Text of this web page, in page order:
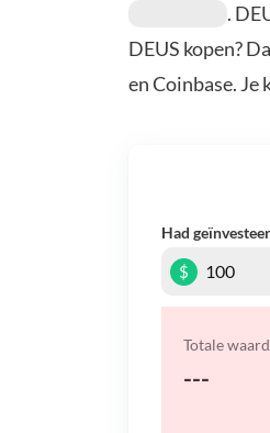
.
DEUS kopen?
en Coinbase. Je
Had
$
Totale
---